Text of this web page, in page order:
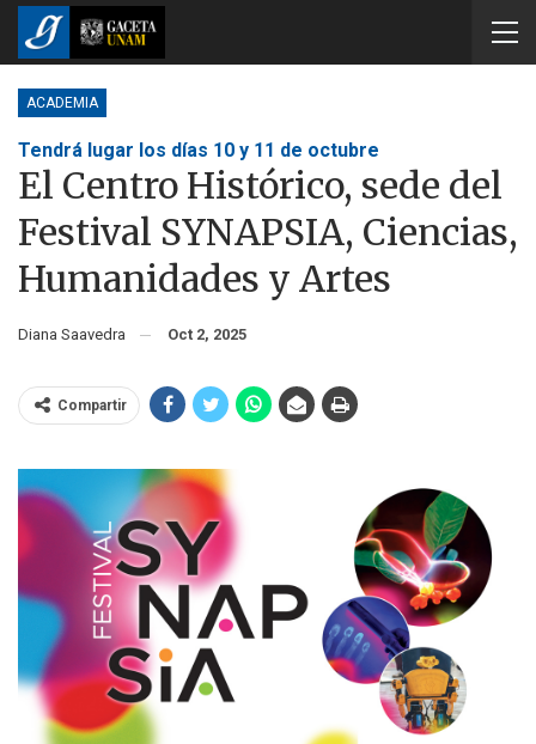
ACADEMIA
Tendrá lugar los días 10 y 11 de octubre
El Centro Histórico, sede del
Festival SYNAPSIA, Ciencias,
Humanidades y Artes
Diana Saavedra Oct 2, 2025
Compartir